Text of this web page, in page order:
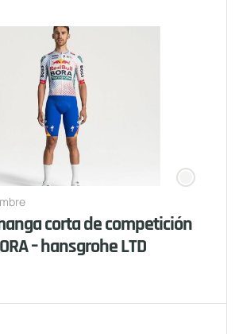
corta de competición
– hansgrohe LTD